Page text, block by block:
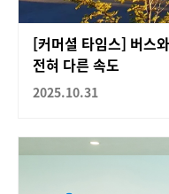
[커머셜 타임스] 버스
전혀 다른 속도
2025.10.31